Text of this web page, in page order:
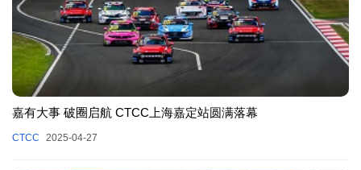
嘉有大事 破圈启航 CTCC上海嘉定站圆满落幕
CTCC 2025-04-27